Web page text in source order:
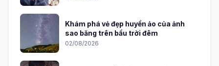
Khám phá vẻ đẹp huyền ảo của ảnh
sao băng trên bầu trời đêm
02/08/2026